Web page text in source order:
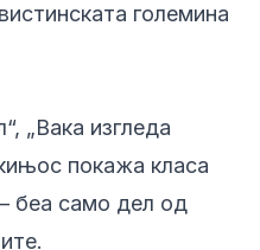
големина
„Вака изгледа
покажа класа
беа само дел од